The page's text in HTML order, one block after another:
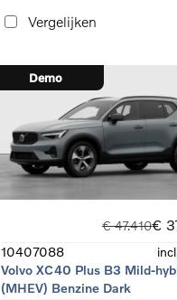
Vergelijken
Demo
€ 47.410€
10407088
Volvo XC40 Plus B3 Mild-
(MHEV) Benzine Dark